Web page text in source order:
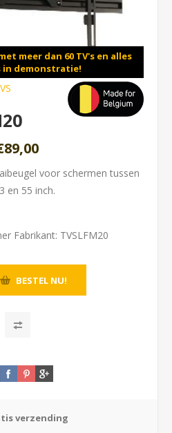
meer dan 60 TV's en alles
in demonstratie!
voor schermen tussen
en 55 inch.
Fabrikant: TVSLFM20
verzending